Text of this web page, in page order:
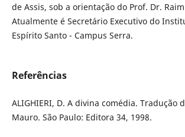
de Assis, sob a orientação do Prof. Dr.
Atualmente é Secretário Executivo do
Espírito Santo - Campus Serra.
Referências
ALIGHIERI, D. A divina comédia. Tradução
Mauro. São Paulo: Editora 34, 1998.